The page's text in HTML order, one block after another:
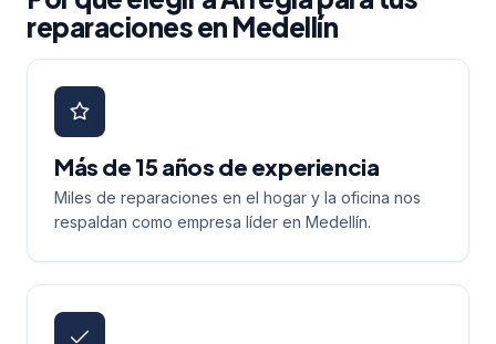
reparaciones en Medellín
Más de 15 años de experiencia
Miles de reparaciones en el hogar y la oficina nos
respaldan como empresa líder en Medellín.